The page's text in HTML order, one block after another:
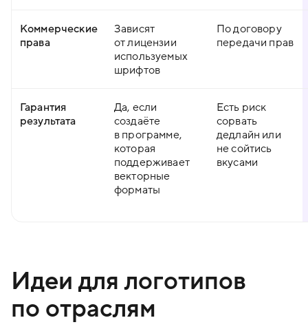
Коммерческие
права
Зависят
от лицензии
используемых
шрифтов
По договору
передачи прав
Гарантия
результата
Да, если
создаёте
в программе,
которая
поддерживает
векторные
форматы
Есть риск
сорвать
дедлайн или
не сойтись
вкусами
Идеи для логотипов
по отраслям